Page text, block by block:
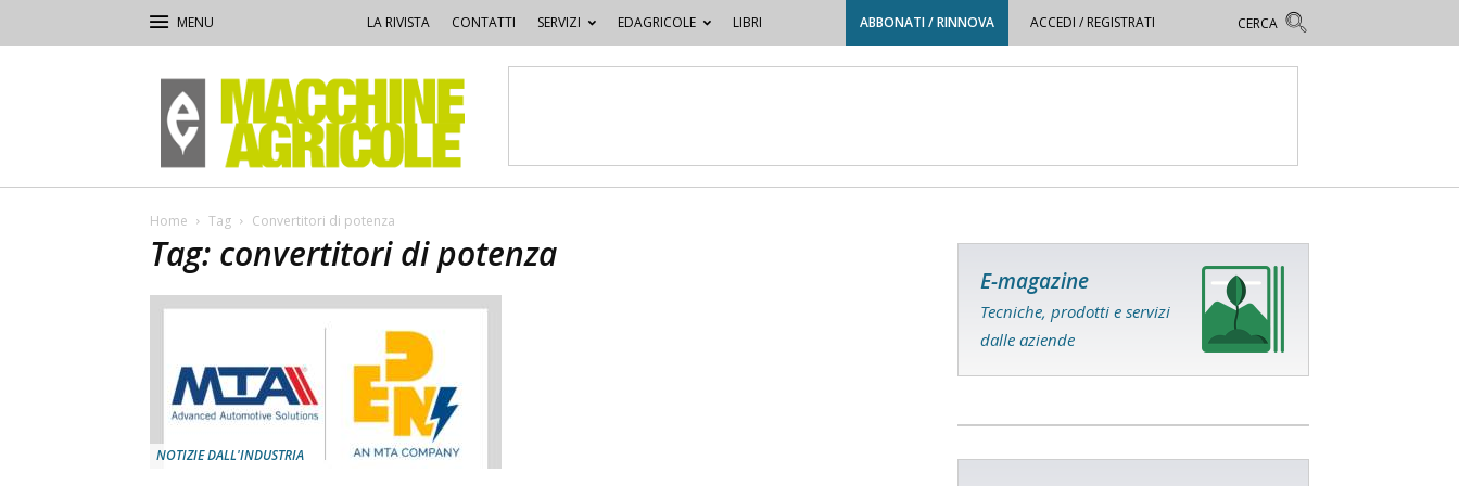
LA RIVISTA CONTATTI SERVIZI EDAGRICOLE LIBRI ABBONATI / RINNOVA ACCEDI / REGISTRATI
Macchine
Agricole
Home Tag Convertitori di potenza
Tag: convertitori di potenza
NOTIZIE DALL'INDUSTRIA
E-magazine
Tecniche, prodotti e servizi
dalle aziende